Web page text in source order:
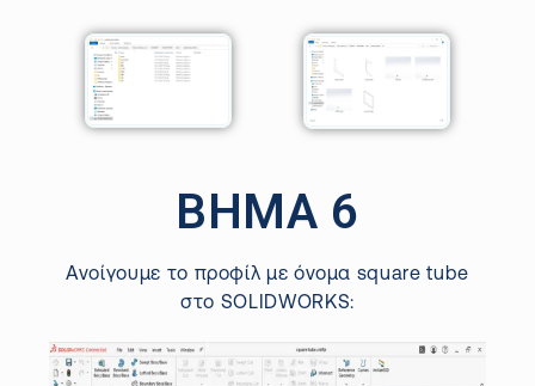
ΒΗΜΑ 6
Ανοίγουμε το προφίλ με όνομα square tube
στο SOLIDWORKS: